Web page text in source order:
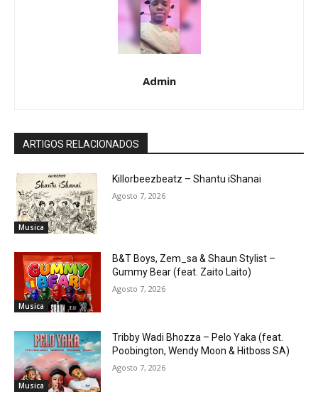
Admin
ARTIGOS RELACIONADOS
Musica
Killorbeezbeatz – Shantu iShanai
Agosto 7, 2026
Musica
B&T Boys, Zem_sa & Shaun Stylist –
Gummy Bear (feat. Zaito Laito)
Agosto 7, 2026
Musica
Tribby Wadi Bhozza – Pelo Yaka (feat.
Poobington, Wendy Moon & Hitboss SA)
Agosto 7, 2026